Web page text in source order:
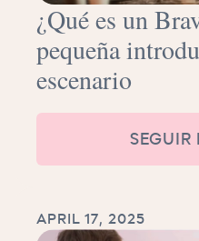
¿Qué es un
pequeña
escenario
SEGUIR
APRIL 17, 2025